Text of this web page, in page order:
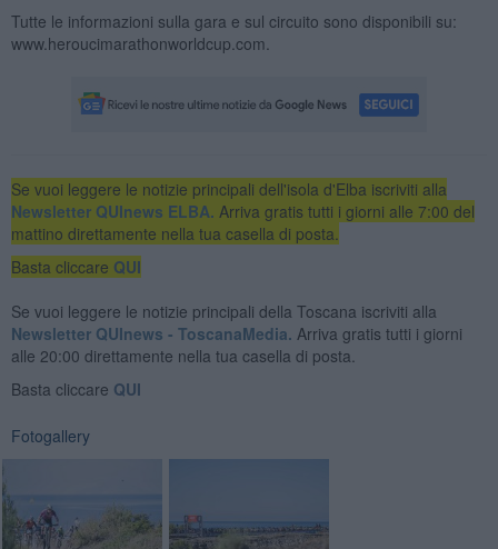
Tutte le informazioni sulla gara e sul circuito sono disponibili su:
www.heroucimarathonworldcup.com.
Se vuoi leggere le notizie principali dell'isola d'Elba iscriviti alla
Newsletter QUInews ELBA. Arriva gratis tutti i giorni alle 7:00 del
mattino direttamente nella tua casella di posta.
Basta cliccare QUI
Se vuoi leggere le notizie principali della Toscana iscriviti alla
Newsletter QUInews - ToscanaMedia. Arriva gratis tutti i giorni
alle 20:00 direttamente nella tua casella di posta.
Basta cliccare QUI
Fotogallery